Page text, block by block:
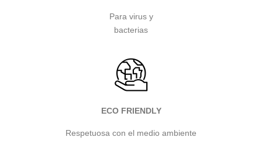
Para virus y
bacterias
ECO FRIENDLY
Respetuosa con el medio ambiente